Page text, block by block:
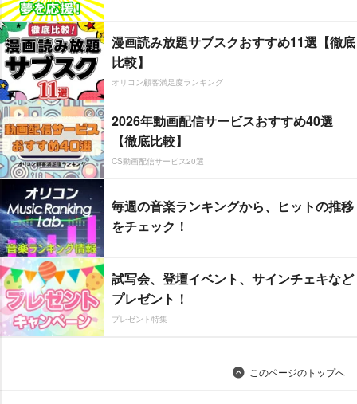
漫画読み放題サブスクおすすめ11選【徹底
比較】
オリコン顧客満足度ランキング
2026年動画配信サービスおすすめ40選
【徹底比較】
CS動画配信サービス20選
毎週の音楽ランキングから、ヒットの推移
をチェック！
試写会、登壇イベント、サインチェキなど
プレゼント！
プレゼント特集
このページのトップへ